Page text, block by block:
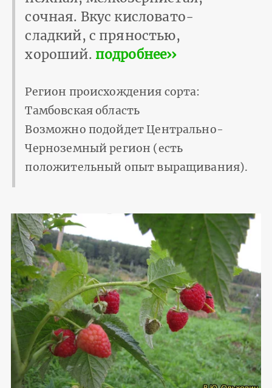
сочная. Вкус кисловато-
сладкий, с пряностью,
хороший. подробнее››
Регион происхождения сорта:
Тамбовская область
Возможно подойдет Центрально-
Черноземный регион (есть
положительный опыт выращивания).